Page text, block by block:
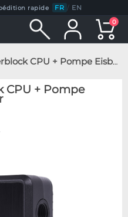
rapide FR / EN
0
+ Pompe Eisbaer LT (Solo) - Noir
CPU + Pompe